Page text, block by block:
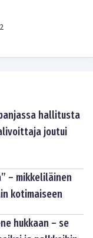
hallitusta
joutui
– mikkeliläinen
kotimaiseen
hukkaan – se